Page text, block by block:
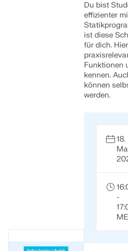
Dlubal API
Ihr Tor zur parametrischen
API
Du bist
effizienter
ist diese
für dich.
Funktionen
kennen.
können
werden.
18.
-